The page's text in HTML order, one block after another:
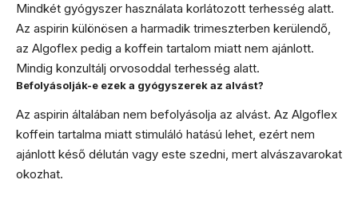
Mindkét gyógyszer használata korlátozott terhesség alatt.
Az aspirin különösen a harmadik trimeszterben kerülendő,
az Algoflex pedig a koffein tartalom miatt nem ajánlott.
Mindig konzultálj orvosoddal terhesség alatt.
Befolyásolják-e ezek a gyógyszerek az alvást?
Az aspirin általában nem befolyásolja az alvást. Az Algoflex
koffein tartalma miatt stimuláló hatású lehet, ezért nem
ajánlott késő délután vagy este szedni, mert alvászavarokat
okozhat.